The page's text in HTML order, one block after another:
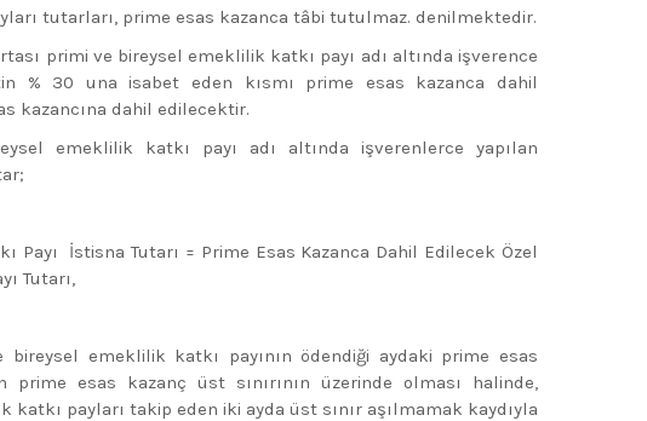
tutarları, prime esas kazanca tâbi tutulmaz. denilmektedir.
primi ve bireysel emeklilik katkı payı adı altında işverence
% 30 una isabet eden kısmı prime esas kazanca dahil
kazancına dahil edilecektir.
emeklilik katkı payı adı altında işverenlerce yapılan
Payı İstisna Tutarı = Prime Esas Kazanca Dahil Edilecek Özel
Tutarı,
bireysel emeklilik katkı payının ödendiği aydaki prime esas
esas kazanç üst sınırının üzerinde olması halinde,
payları takip eden iki ayda üst sınır aşılmamak kaydıyla